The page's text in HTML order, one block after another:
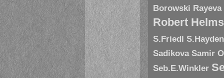
Borowski Rayeva
Robert
S.Friedl
S.Hayden
Sadikova Samir
Seb.E.Winkler